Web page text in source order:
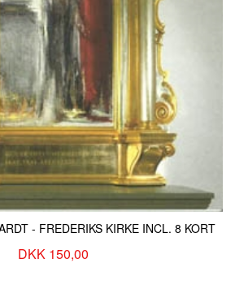
- FREDERIKS KIRKE INCL. 8 KORT
DKK 150,00